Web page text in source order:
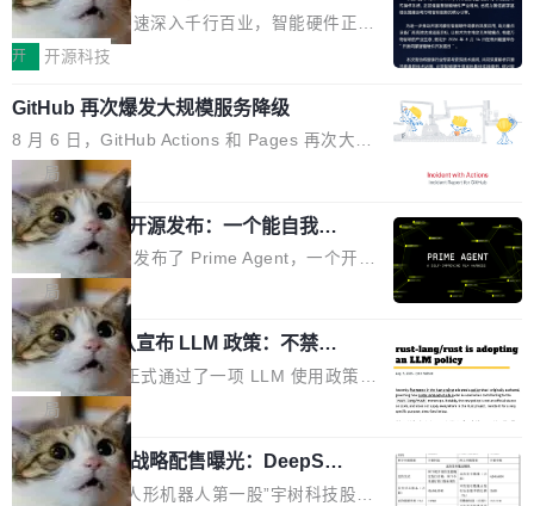
看起来最令人兴奋的论文，那它们大部分都是过
度宣传的。」 这才是真正的痛点。不是所有论文
都有问题，是最吸引眼球的那批论文最有问题。
他引用的帖子来自 Mathew Shen，一位 ICLR 2
026 的读者：「看了篇 ...
工作过。近日他在 X 上发了一条帖子，列出了他
认为现代 AI 领域最重要的三个开源项目。 第一
个名字毫无悬念：Flash Attention 2。 Hieu 的
理由很具体。FA 系列不需要解释，但 FA2 是他
认为最重要的一个——复杂度恰到好处，刚好能
驱动你去学 CuTe，但还没被那些"邪恶的" Hopp
er++ 优化所淹没，足够容易修改和适配。 更关
键的是 FA2 的持久性...
硬件开发者日杭州站即将举行
随着万物智联加速深入千行百业，智能硬件正从
单点设备迈向智能化、网联化、协同化发展。作
鸿蒙通过统一技术底座和分布式能力，为不同类
型智能设备的开发、连接与互联提供关键支撑，
也为产业链企业探索产品创新与商业增长打开新
的空间。 8月14日，开源鸿蒙智能硬件开发者日
（OHDD：OpenHarmony Hardware Develope
r Day）将在杭州启航。活动面向智能硬件产业
链企业和开发者，邀请行业专家与资深技术顾
问，围绕开源鸿蒙技术能力、设备适配、芯片适
配、功耗与稳定性调优、兼容性测评及统一互联
等内容展开系统讲解和实战交流，帮助企业进一
步了解开源鸿蒙在智能...
开 开源科技
GitHub 再次爆发大规模服务降级
8 月 6 日，GitHub Actions 和 Pages 再次大规
模服务降级，Actions 完全不可用超过 5 小时，
webhook 停发，连自托管 runner 也因调度层故
障无法工作。Pages、Copilot code review、C
opilot coding agent 全部受影响。从检测到完全
恢复，大约 12 小时。 这是 2026 年 8 月的第六
起事故，其中四起与 AI/Copilot 服务相关。 Git
Hub 员工 kdaigle 在 HN 讨论中贴出了一组数
据：2025 年全年 10 亿次 commit。现在，每周
2.75 亿次，全年预计 140 亿次。GitHub...
局
Prime Agent 开源发布：一个能自我改
进的编程 Agent，ARC-AGI 3 超越人类
专家基线
Prime Intellect 发布了 Prime Agent，一个开源
的编程 Agent Harness，核心设计围绕两个抽
象：Recursive Language Model（RLM）和 C
ontinual Harness。在 ARC-AGI 3 基准测试
上，Prime Agent + Opus 5 的组合达到了 95.
5% RHAE Best@1，超过了 ARC 报告的人类专
家基线 95.4%。 不是又一个 coding agent 包装
器 Prime Agent 的架构和市面上大多数 coding
agent 有本质区别。大多数 agent harness 的设
局
Rust 项目团队宣布 LLM 政策：不禁
止，但你要承认哪些代码不是你写的
Rust 语言项目正式通过了一项 LLM 使用政策，
覆盖 rust-lang/rust 单一仓库的代码贡献。这不
是项目级别的官方立场，目前由五个团队采纳，
但它可能是主流开源项目中关于 AI 辅助贡献最
细致的一份规则。 政策的核心只有一句话：LLM
局
宇树科技 IPO 战略配售曝光：DeepSe
ek 获配 93.3 万股，锁定 36 个月
8月6日晚间，“人形机器人第一股”宇树科技股份